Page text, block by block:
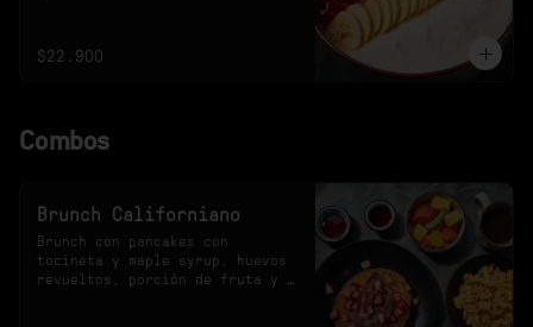
$22.900
Combos
Brunch Californiano
Brunch con pancakes con
tocineta y maple syrup, huevos
revueltos, porción de fruta y